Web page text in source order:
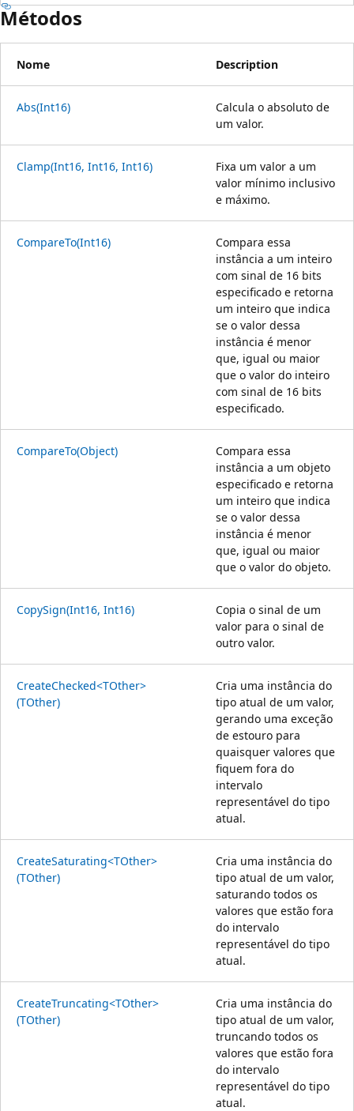
Métodos
Nome Description
Abs(Int16)
Calcula o absoluto de
um valor.
Clamp(Int16, Int16, Int16)
Fixa um valor a um
valor mínimo inclusivo
e máximo.
CompareTo(Int16)
Compara essa
instância a um inteiro
com sinal de 16 bits
especificado e retorna
um inteiro que indica
se o valor dessa
instância é menor
que, igual ou maior
que o valor do inteiro
com sinal de 16 bits
especificado.
CompareTo(Object)
Compara essa
instância a um objeto
especificado e retorna
um inteiro que indica
se o valor dessa
instância é menor
que, igual ou maior
que o valor do objeto.
CopySign(Int16, Int16)
Copia o sinal de um
valor para o sinal de
outro valor.
CreateChecked<TOther>
(TOther)
Cria uma instância do
tipo atual de um valor,
gerando uma exceção
de estouro para
quaisquer valores que
fiquem fora do
intervalo
representável do tipo
atual.
CreateSaturating<TOther>
(TOther)
Cria uma instância do
tipo atual de um valor,
saturando todos os
valores que estão fora
do intervalo
representável do tipo
atual.
CreateTruncating<TOther>
(TOther)
Cria uma instância do
tipo atual de um valor,
truncando todos os
valores que estão fora
do intervalo
representável do tipo
atual.